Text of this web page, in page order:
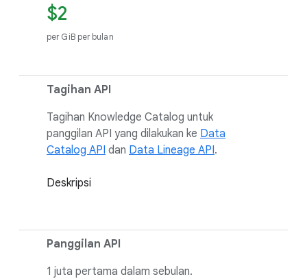
$2
per GiB per bulan
Tagihan API
Tagihan Knowledge Catalog untuk
panggilan API yang dilakukan ke Data
Catalog API dan Data Lineage API.
Deskripsi
Panggilan API
1 juta pertama dalam sebulan.